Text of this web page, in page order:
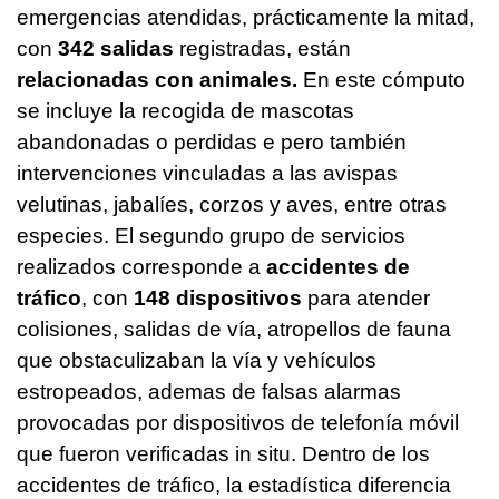
emergencias atendidas, prácticamente la mitad,
con 342 salidas registradas, están
relacionadas con animales. En este cómputo
se incluye la recogida de mascotas
abandonadas o perdidas e pero también
intervenciones vinculadas a las avispas
velutinas, jabalíes, corzos y aves, entre otras
especies. El segundo grupo de servicios
realizados corresponde a accidentes de
tráfico, con 148 dispositivos para atender
colisiones, salidas de vía, atropellos de fauna
que obstaculizaban la vía y vehículos
estropeados, ademas de falsas alarmas
provocadas por dispositivos de telefonía móvil
que fueron verificadas in situ. Dentro de los
accidentes de tráfico, la estadística diferencia